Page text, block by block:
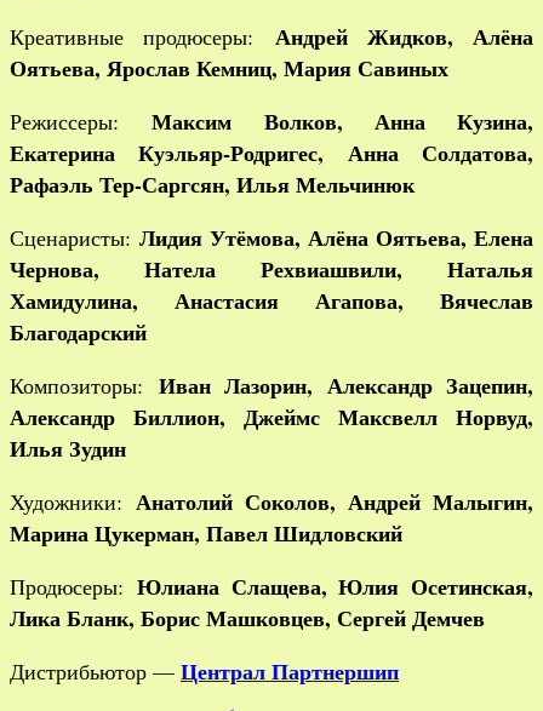
Креативные продюсеры: Андрей Жидков, Алёна
Оятьева, Ярослав Кемниц, Мария Савиных
Режиссеры:Максим Волков, Анна Кузина,
Екатерина Куэльяр-Родригес, Анна Солдатова,
Рафаэль Тер-Саргсян, Илья Мельчинюк
Сценаристы: Лидия Утёмова, Алёна Оятьева, Елена
Чернова, Натела Рехвиашвили, Наталья
Хамидулина, Анастасия Агапова, Вячеслав
Благодарский
Композиторы: Иван Лазорин, Александр Зацепин,
Александр Биллион, Джеймс Максвелл Норвуд,
Илья Зудин
Художники: Анатолий Соколов, Андрей Малыгин,
Марина Цукерман, Павел Шидловский
Продюсеры: Юлиана Слащева, Юлия Осетинская,
Лика Бланк, Борис Машковцев, Сергей Демчев
Дистрибьютор — Централ Партнершип